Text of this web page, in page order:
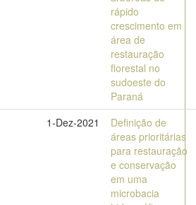
rápido
crescimento em
área de
restauração
florestal no
sudoeste do
Paraná
1-Dez-2021
Definição de
áreas prioritárias
para restauração
e conservação
em uma
microbacia